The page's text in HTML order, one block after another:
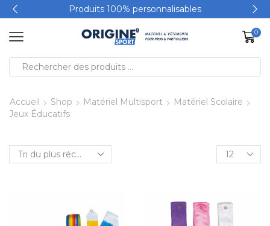
Produits 100% personnalisables
0
Accueil Shop Matériel Multisport
Matériel Scolaire
Jeux Éducatifs